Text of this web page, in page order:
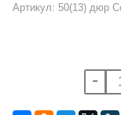
Артикул: 50(13) дюр